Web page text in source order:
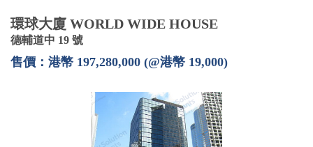
環球大廈 WORLD WIDE HOUSE
德輔道中 19 號
售價：港幣 197,280,000 (@港幣 19,000)